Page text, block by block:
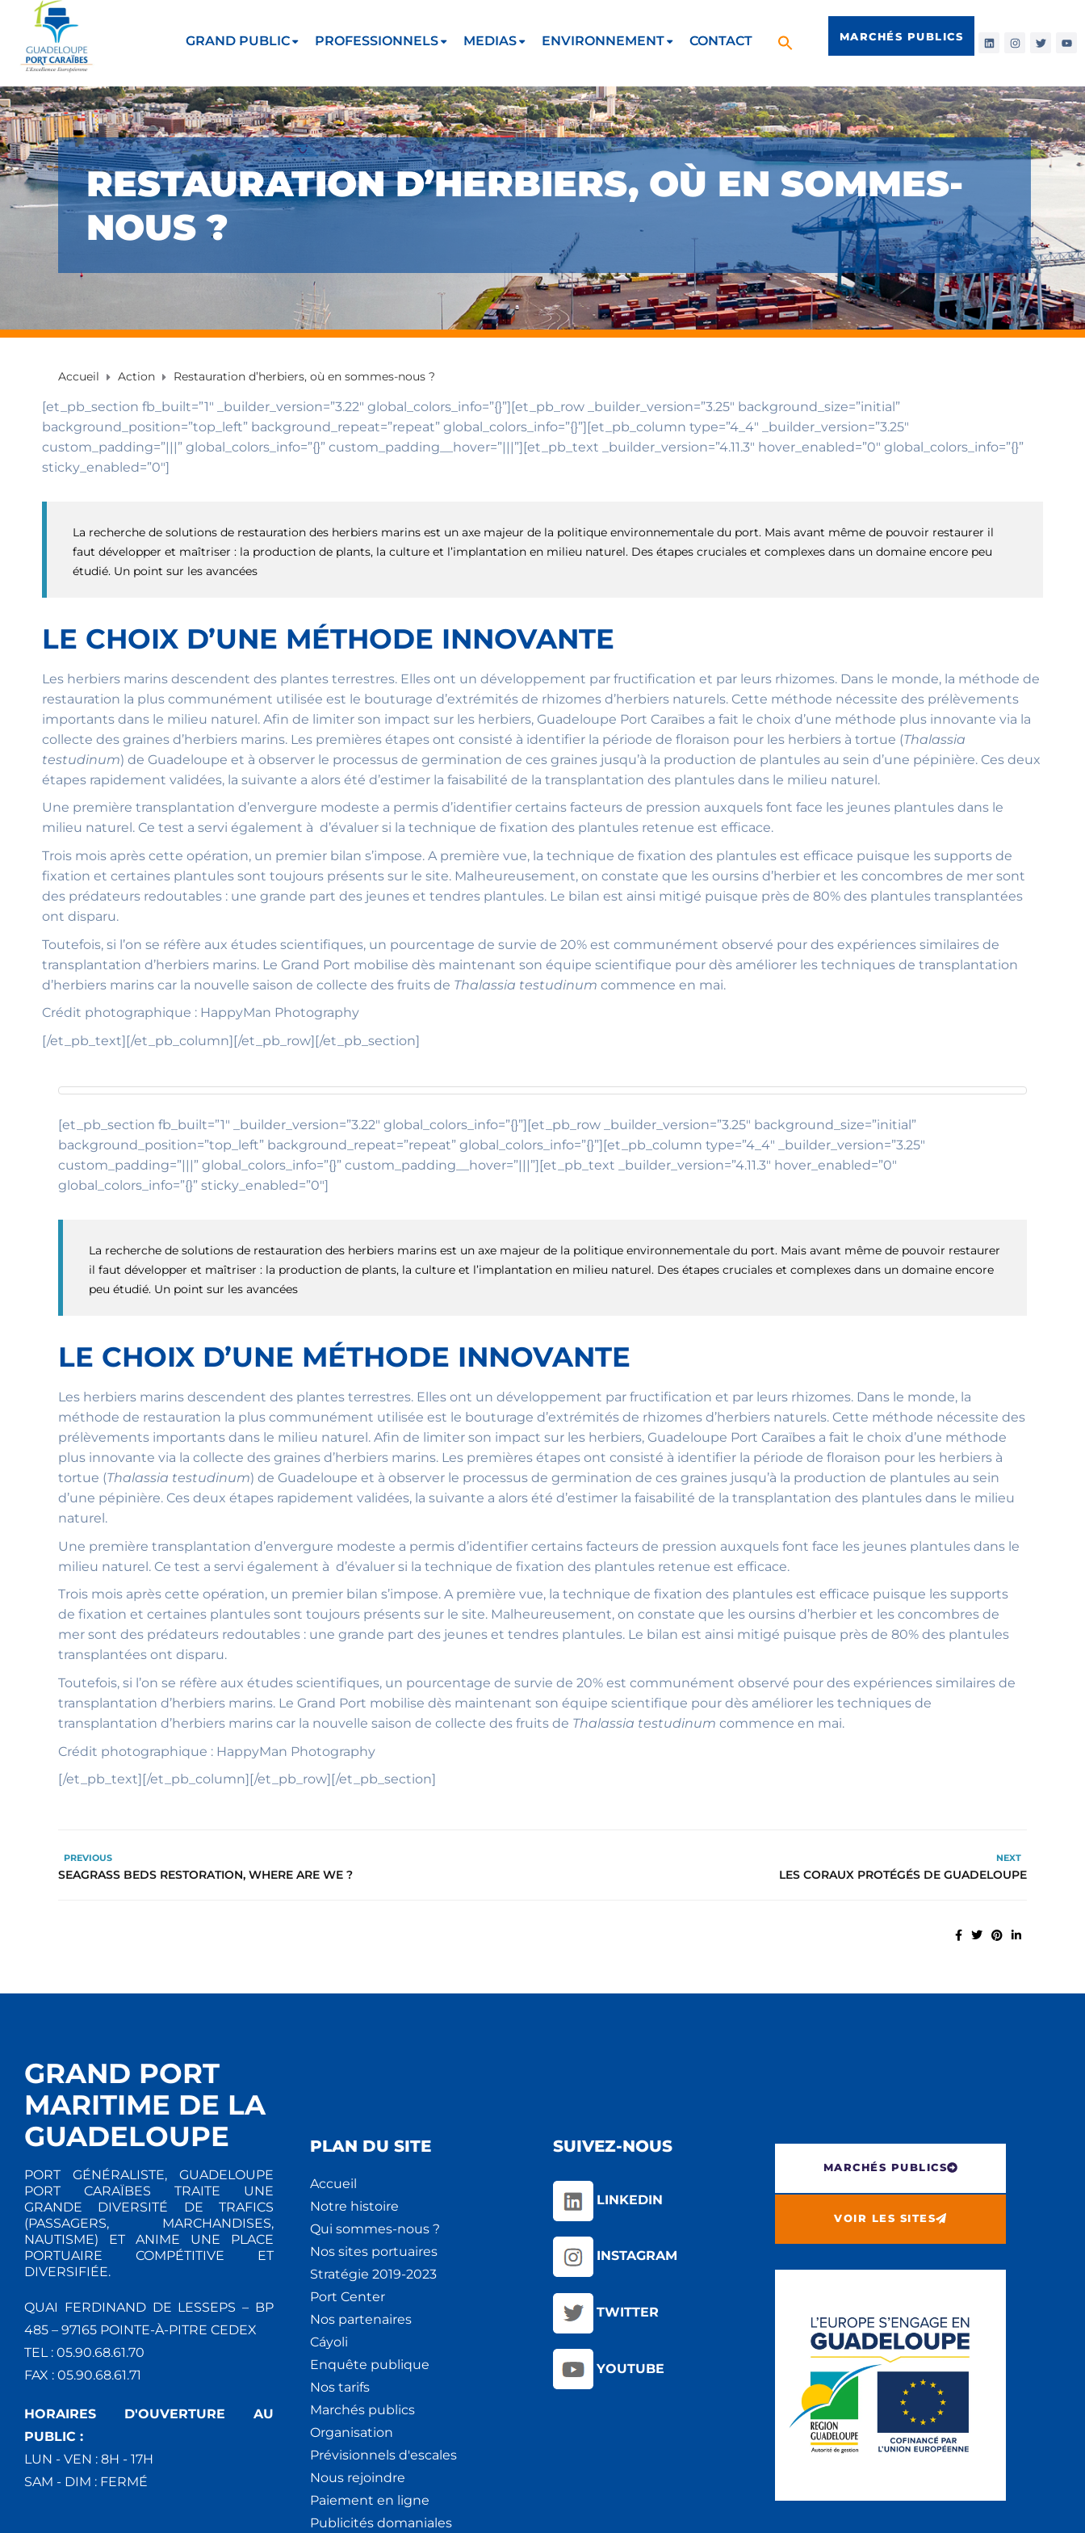
GRAND PUBLIC PROFESSIONNELS MEDIAS ENVIRONNEMENT CONTACT MARCHÉS PUBLICS
RESTAURATION D’HERBIERS, OÙ EN SOMMES-
NOUS ?
Accueil Action Restauration d’herbiers, où en sommes-nous ?
[et_pb_section fb_built=”1″ _builder_version=”3.22″ global_colors_info=”{}”][et_pb_row _builder_version=”3.25″ background_size=”initial”
background_position=”top_left” background_repeat=”repeat” global_colors_info=”{}”][et_pb_column type=”4_4″ _builder_version=”3.25″
custom_padding=”|||” global_colors_info=”{}” custom_padding__hover=”|||”][et_pb_text _builder_version=”4.11.3″ hover_enabled=”0″ global_colors_info=”{}”
sticky_enabled=”0″]
La recherche de solutions de restauration des herbiers marins est un axe majeur de la politique environnementale du port. Mais avant même de pouvoir restaurer il
faut développer et maîtriser : la production de plants, la culture et l’implantation en milieu naturel. Des étapes cruciales et complexes dans un domaine encore peu
étudié. Un point sur les avancées
LE CHOIX D’UNE MÉTHODE INNOVANTE
Les herbiers marins descendent des plantes terrestres. Elles ont un développement par fructification et par leurs rhizomes. Dans le monde, la méthode de
restauration la plus communément utilisée est le bouturage d’extrémités de rhizomes d’herbiers naturels. Cette méthode nécessite des prélèvements
importants dans le milieu naturel. Afin de limiter son impact sur les herbiers, Guadeloupe Port Caraïbes a fait le choix d’une méthode plus innovante via la
collecte des graines d’herbiers marins. Les premières étapes ont consisté à identifier la période de floraison pour les herbiers à tortue (Thalassia
testudinum) de Guadeloupe et à observer le processus de germination de ces graines jusqu’à la production de plantules au sein d’une pépinière. Ces deux
étapes rapidement validées, la suivante a alors été d’estimer la faisabilité de la transplantation des plantules dans le milieu naturel.
Une première transplantation d’envergure modeste a permis d’identifier certains facteurs de pression auxquels font face les jeunes plantules dans le
milieu naturel. Ce test a servi également à d’évaluer si la technique de fixation des plantules retenue est efficace.
Trois mois après cette opération, un premier bilan s’impose. A première vue, la technique de fixation des plantules est efficace puisque les supports de
fixation et certaines plantules sont toujours présents sur le site. Malheureusement, on constate que les oursins d’herbier et les concombres de mer sont
des prédateurs redoutables : une grande part des jeunes et tendres plantules. Le bilan est ainsi mitigé puisque près de 80% des plantules transplantées
ont disparu.
Toutefois, si l’on se réfère aux études scientifiques, un pourcentage de survie de 20% est communément observé pour des expériences similaires de
transplantation d’herbiers marins. Le Grand Port mobilise dès maintenant son équipe scientifique pour dès améliorer les techniques de transplantation
d’herbiers marins car la nouvelle saison de collecte des fruits de Thalassia testudinum commence en mai.
Crédit photographique : HappyMan Photography
[/et_pb_text][/et_pb_column][/et_pb_row][/et_pb_section]
[et_pb_section fb_built=”1″ _builder_version=”3.22″ global_colors_info=”{}”][et_pb_row _builder_version=”3.25″ background_size=”initial”
background_position=”top_left” background_repeat=”repeat” global_colors_info=”{}”][et_pb_column type=”4_4″ _builder_version=”3.25″
custom_padding=”|||” global_colors_info=”{}” custom_padding__hover=”|||”][et_pb_text _builder_version=”4.11.3″ hover_enabled=”0″
global_colors_info=”{}” sticky_enabled=”0″]
La recherche de solutions de restauration des herbiers marins est un axe majeur de la politique environnementale du port. Mais avant même de pouvoir restaurer
il faut développer et maîtriser : la production de plants, la culture et l’implantation en milieu naturel. Des étapes cruciales et complexes dans un domaine encore
peu étudié. Un point sur les avancées
LE CHOIX D’UNE MÉTHODE INNOVANTE
Les herbiers marins descendent des plantes terrestres. Elles ont un développement par fructification et par leurs rhizomes. Dans le monde, la
méthode de restauration la plus communément utilisée est le bouturage d’extrémités de rhizomes d’herbiers naturels. Cette méthode nécessite des
prélèvements importants dans le milieu naturel. Afin de limiter son impact sur les herbiers, Guadeloupe Port Caraïbes a fait le choix d’une méthode
plus innovante via la collecte des graines d’herbiers marins. Les premières étapes ont consisté à identifier la période de floraison pour les herbiers à
tortue (Thalassia testudinum) de Guadeloupe et à observer le processus de germination de ces graines jusqu’à la production de plantules au sein
d’une pépinière. Ces deux étapes rapidement validées, la suivante a alors été d’estimer la faisabilité de la transplantation des plantules dans le milieu
naturel.
Une première transplantation d’envergure modeste a permis d’identifier certains facteurs de pression auxquels font face les jeunes plantules dans le
milieu naturel. Ce test a servi également à d’évaluer si la technique de fixation des plantules retenue est efficace.
Trois mois après cette opération, un premier bilan s’impose. A première vue, la technique de fixation des plantules est efficace puisque les supports
de fixation et certaines plantules sont toujours présents sur le site. Malheureusement, on constate que les oursins d’herbier et les concombres de
mer sont des prédateurs redoutables : une grande part des jeunes et tendres plantules. Le bilan est ainsi mitigé puisque près de 80% des plantules
transplantées ont disparu.
Toutefois, si l’on se réfère aux études scientifiques, un pourcentage de survie de 20% est communément observé pour des expériences similaires de
transplantation d’herbiers marins. Le Grand Port mobilise dès maintenant son équipe scientifique pour dès améliorer les techniques de
transplantation d’herbiers marins car la nouvelle saison de collecte des fruits de Thalassia testudinum commence en mai.
Crédit photographique : HappyMan Photography
[/et_pb_text][/et_pb_column][/et_pb_row][/et_pb_section]
PREVIOUS
SEAGRASS BEDS RESTORATION, WHERE ARE WE ?
NEXT
LES CORAUX PROTÉGÉS DE GUADELOUPE
GRAND PORT
MARITIME DE LA
GUADELOUPE
PORT GÉNÉRALISTE, GUADELOUPE
PORT CARAÏBES TRAITE UNE
GRANDE DIVERSITÉ DE TRAFICS
(PASSAGERS, MARCHANDISES,
NAUTISME) ET ANIME UNE PLACE
PORTUAIRE COMPÉTITIVE ET
DIVERSIFIÉE.
QUAI FERDINAND DE LESSEPS – BP
485 – 97165 POINTE-À-PITRE CEDEX
TEL : 05.90.68.61.70
FAX : 05.90.68.61.71
HORAIRES D'OUVERTURE AU
PUBLIC :
LUN - VEN : 8H - 17H
SAM - DIM : FERMÉ
PLAN DU SITE
Accueil
Notre histoire
Qui sommes-nous ?
Nos sites portuaires
Stratégie 2019-2023
Port Center
Nos partenaires
Cáyoli
Enquête publique
Nos tarifs
Marchés publics
Organisation
Prévisionnels d'escales
Nous rejoindre
Paiement en ligne
Publicités domaniales
SUIVEZ-NOUS
LINKEDIN
INSTAGRAM
TWITTER
YOUTUBE
MARCHÉS PUBLICS
VOIR LES SITES